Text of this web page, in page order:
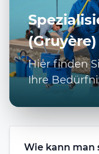
Hier finden
Ihre
Wie kann man